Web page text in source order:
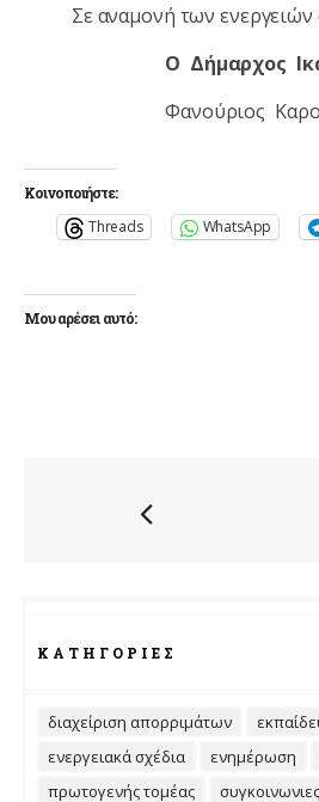
Σε αναμονή των ενεργειών
Ο Δήμαρχος
Φανούριος
Κοινοποιήστε:
Threads WhatsApp
Μου αρέσει αυτό:
ΚΑΤΗΓΟΡΊΕΣ
διαχείριση απορριμάτων
ενεργειακά σχέδια
ενημέρωση
πρωτογενής τομέας
συγκοινωνιες